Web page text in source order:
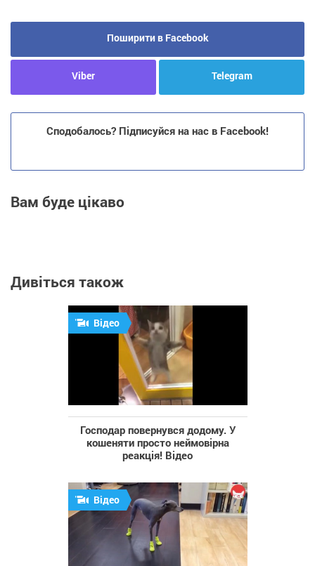
Поширити в Facebook
Viber Telegram
Сподобалось? Підписуйся на нас в Facebook!
Вам буде цікаво
Дивіться також
Відео
Господар повернувся додому. У
кошеняти просто неймовірна
реакція! Відео
Відео